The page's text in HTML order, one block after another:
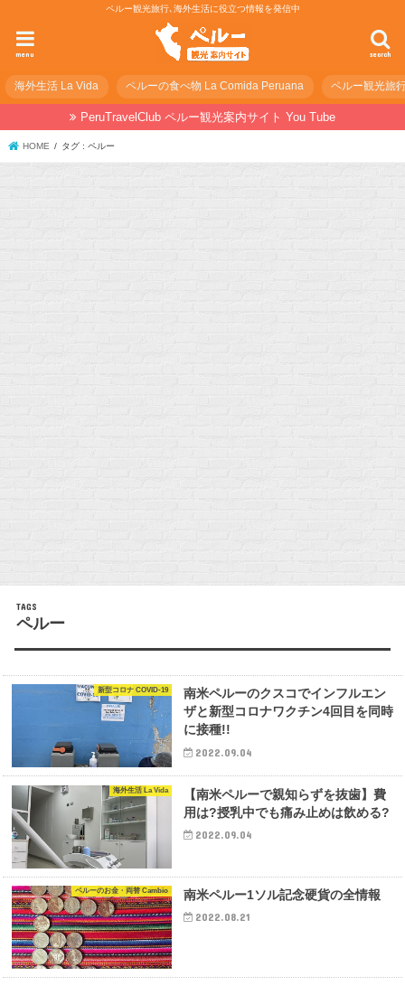
ペルー観光旅行､海外生活に役立つ情報を発信中
search
menu
海外生活 La Vida ペルーの食べ物 La Comida Peruana ペルー観光旅
PeruTravelClub ペルー観光案内サイト You Tube
HOME タグ : ペルー
ペルー
新型コロナ COVID-19
南米ペルーのクスコでインフルエン
ザと新型コロナワクチン4回目を同時
に接種!!
2022.09.04
海外生活 La Vida
【南米ペルーで親知らずを抜歯】費
用は?授乳中でも痛み止めは飲める?
2022.09.04
ペルーのお金・両替 Cambio 南米ペルー1ソル記念硬貨の全情報
2022.08.21